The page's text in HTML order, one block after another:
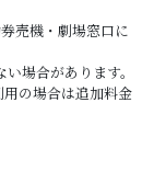
売機・劇場窓口に
場合があります。
の場合は追加料金